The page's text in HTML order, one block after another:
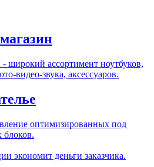
широкий ассортимент ноутбуков,
видео-звука, аксессуаров.
оптимизированных под
блоков.
экономит деньги заказчика.